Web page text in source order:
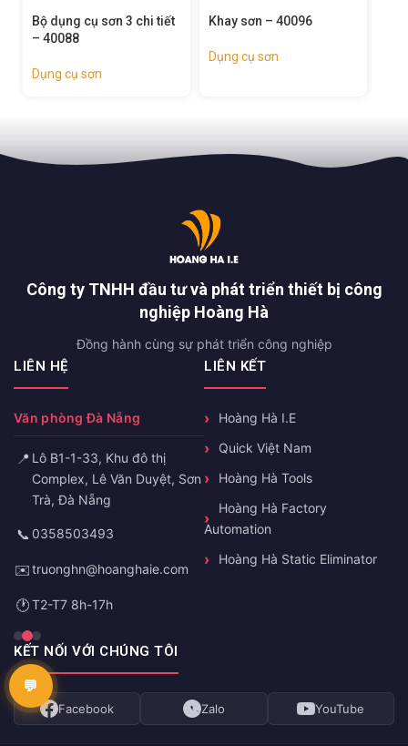
Bộ dụng cụ sơn 3 chi tiết
– 40088
Dụng cụ sơn
Khay sơn – 40096
Dụng cụ sơn
Công ty TNHH đầu tư và phát triển thiết bị công
nghiệp Hoàng Hà
Đồng hành cùng sự phát triển công nghiệp
LIÊN HỆ
Văn phòng Đà Nẵng
📍 Lô B1-1-33, Khu đô thị
Complex, Lê Văn Duyệt, Sơn
Trà, Đà Nẵng
📞 0358503493
✉️truonghn@hoanghaie.com
🕐T2-T7 8h-17h
LIÊN KẾT
Hoàng Hà I.E
Quick Việt Nam
Hoàng Hà Tools
Hoàng Hà Factory
Automation
Hoàng Hà Static Eliminator
KẾT NỐI VỚI CHÚNG TÔI
Facebook Zalo YouTube